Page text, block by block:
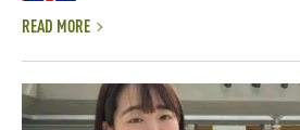
READ MORE